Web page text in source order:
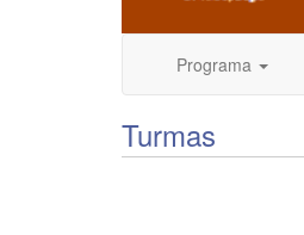
Programa
Turmas